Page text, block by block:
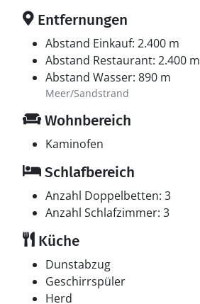
Entfernungen
Abstand Einkauf: 2.400 m
Abstand Restaurant: 2.400 m
Abstand Wasser: 890 m
Meer/Sandstrand
Wohnbereich
Kaminofen
Schlafbereich
Anzahl Doppelbetten: 3
Anzahl Schlafzimmer: 3
Küche
Dunstabzug
Geschirrspüler
Herd